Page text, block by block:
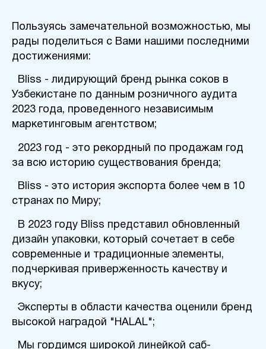
Пользуясь замечательной возможностью, мы
рады поделиться с Вами нашими последними
достижениями:
Bliss - лидирующий бренд рынка соков в
Узбекистане по данным розничного аудита
2023 года, проведенного независимым
маркетинговым агентством;
2023 год - это рекордный по продажам год
за всю историю существования бренда;
Bliss - это история экспорта более чем в 10
странах по Миру;
В 2023 году Bliss представил обновленный
дизайн упаковки, который сочетает в себе
современные и традиционные элементы,
подчеркивая приверженность качеству и
вкусу;
Эксперты в области качества оценили бренд
высокой наградой "HALAL";
Мы гордимся широкой линейкой саб-